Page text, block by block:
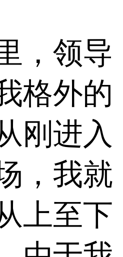
，领导
格外的
刚进入
，我就
上至下